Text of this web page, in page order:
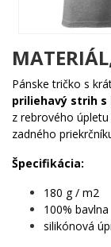
každého uhla
Komu
🔥
polovičný
💪
sedačky
🎯
kupolky na
Nezostávaj
motív do košíka a
Pánske tričko s
priliehavý strih s
z rebrového
zadného
Špecifikácia:
180 g / m2
100% bavlna
silikónová